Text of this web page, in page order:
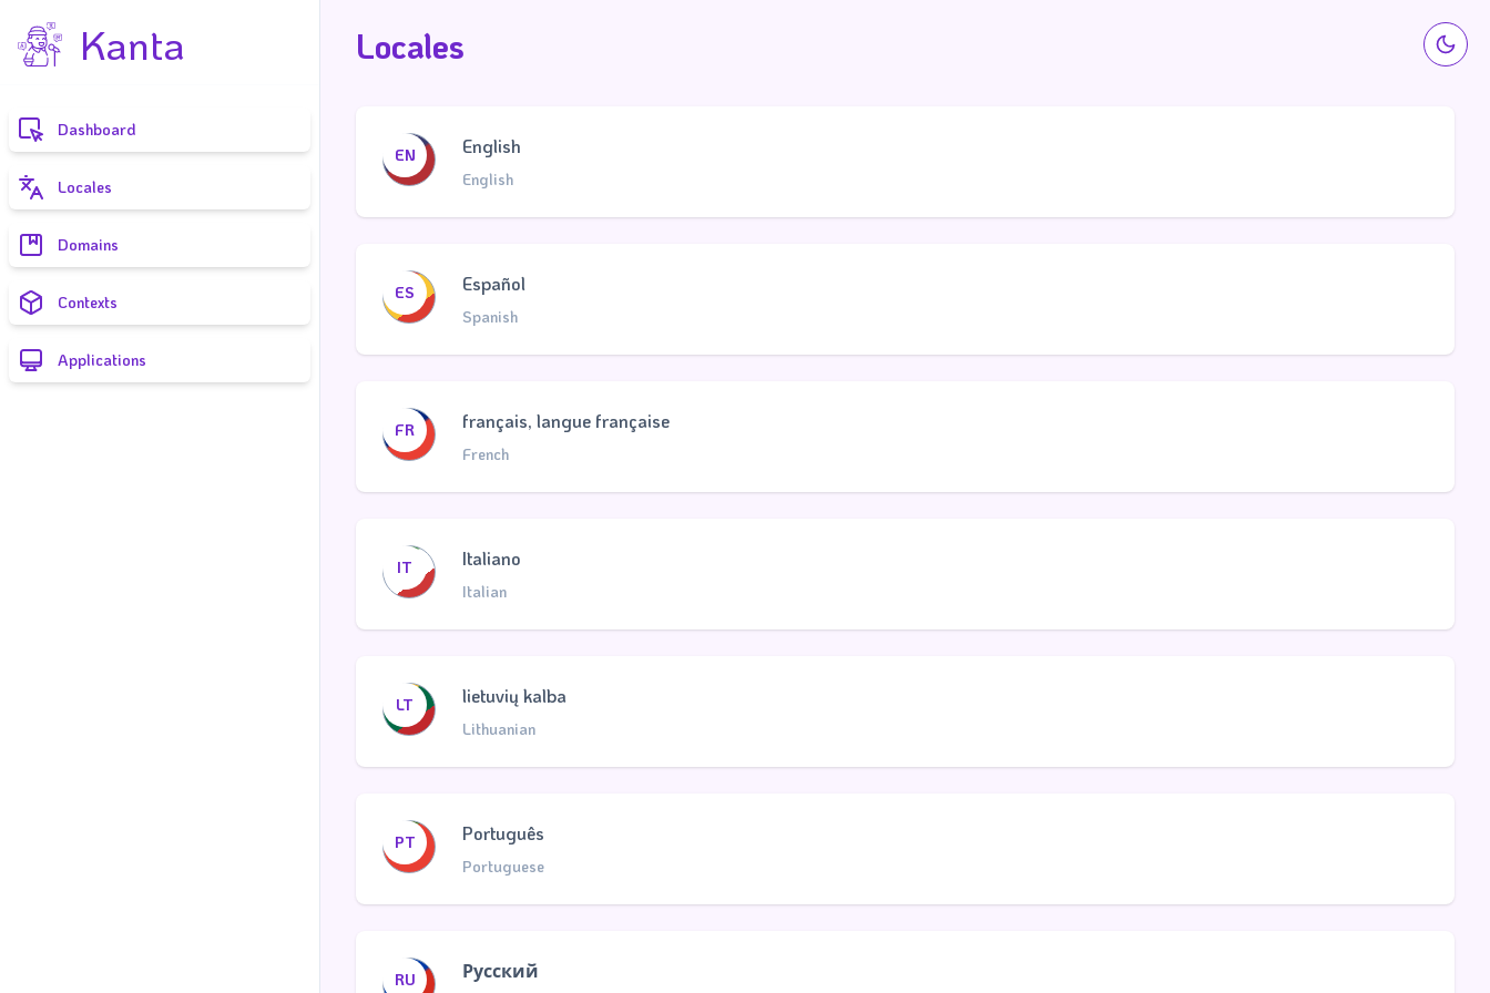
Kanta
Dashboard
Locales
Domains
Contexts
Applications
Locales
EN English
English
ES Español
Spanish
FR français, langue française
French
IT Italiano
Italian
LT lietuvių kalba
Lithuanian
PT Português
Portuguese
RU Русский